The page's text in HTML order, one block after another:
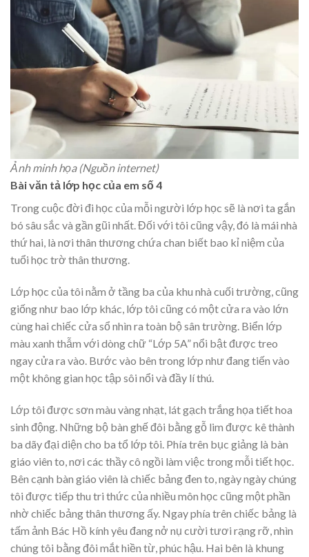
Ảnh minh họa (Nguồn internet)
Bài văn tả lớp học của em số 4
Trong cuộc đời đi học của mỗi người lớp học sẽ là nơi ta gắn
bó sâu sắc và gần gũi nhất. Đối với tôi cũng vậy, đó là mái nhà
thứ hai, là nơi thân thương chứa chan biết bao kỉ niệm của
tuổi học trờ thân thương.
Lớp học của tôi nằm ở tầng ba của khu nhà cuối trường, cũng
giống như bao lớp khác, lớp tôi cũng có một cửa ra vào lớn
cùng hai chiếc cửa sổ nhìn ra toàn bộ sân trường. Biển lớp
màu xanh thẫm với dòng chữ “Lớp 5A” nổi bật được treo
ngay cửa ra vào. Bước vào bên trong lớp như đang tiến vào
một không gian học tập sôi nổi và đầy lí thú.
Lớp tôi được sơn màu vàng nhạt, lát gạch trắng họa tiết hoa
sinh động. Những bộ bàn ghế đôi bằng gỗ lim được kê thành
ba dãy đại diện cho ba tổ lớp tôi. Phía trên bục giảng là bàn
giáo viên to, nơi các thầy cô ngồi làm việc trong mỗi tiết học.
Bên cạnh bàn giáo viên là chiếc bảng đen to, ngày ngày chúng
tôi được tiếp thu tri thức của nhiều môn học cũng một phần
nhờ chiếc bảng thân thương ấy. Ngay phía trên chiếc bảng là
tấm ảnh Bác Hồ kính yêu đang nở nụ cười tươi rạng rỡ, nhìn
chúng tôi bằng đôi mắt hiền từ, phúc hậu. Hai bên là khung